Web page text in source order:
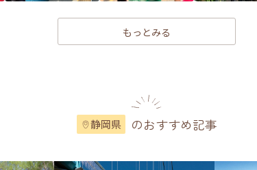
もっとみる
静岡県 のおすすめ記事